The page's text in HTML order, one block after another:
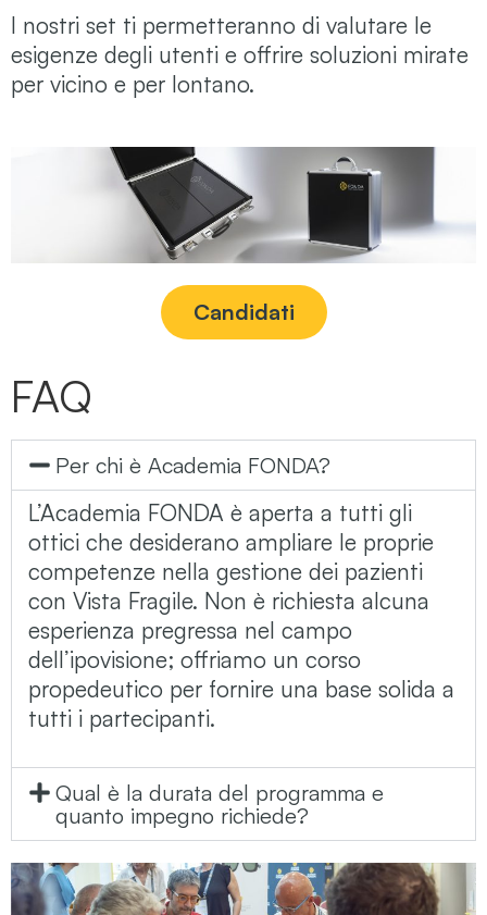
I nostri set ti permetteranno di valutare le
esigenze degli utenti e offrire soluzioni mirate
per vicino e per lontano.
Candidati
FAQ
Per chi è Academia FONDA?
L’Academia FONDA è aperta a tutti gli
ottici che desiderano ampliare le proprie
competenze nella gestione dei pazienti
con Vista Fragile. Non è richiesta alcuna
esperienza pregressa nel campo
dell’ipovisione; offriamo un corso
propedeutico per fornire una base solida a
tutti i partecipanti.
Qual è la durata del programma e
quanto impegno richiede?